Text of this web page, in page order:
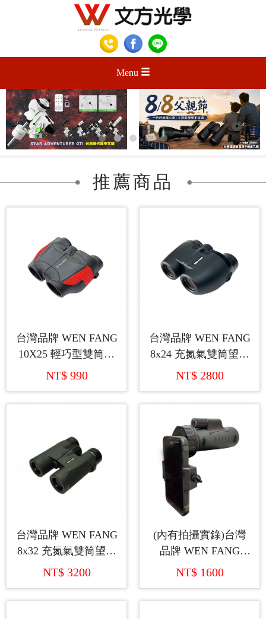
Menu
推薦商品
台灣品牌 WEN FANG
10X25 輕巧型雙筒望
遠鏡
NT$ 990
台灣品牌 WEN FANG
8x24 充氮氣雙筒望遠
鏡
NT$ 2800
台灣品牌 WEN FANG
8x32 充氮氣雙筒望遠
鏡
NT$ 3200
(內有拍攝實錄)台灣
品牌 WEN FANG
10x42 充氮氣拍攝單
NT$ 1600